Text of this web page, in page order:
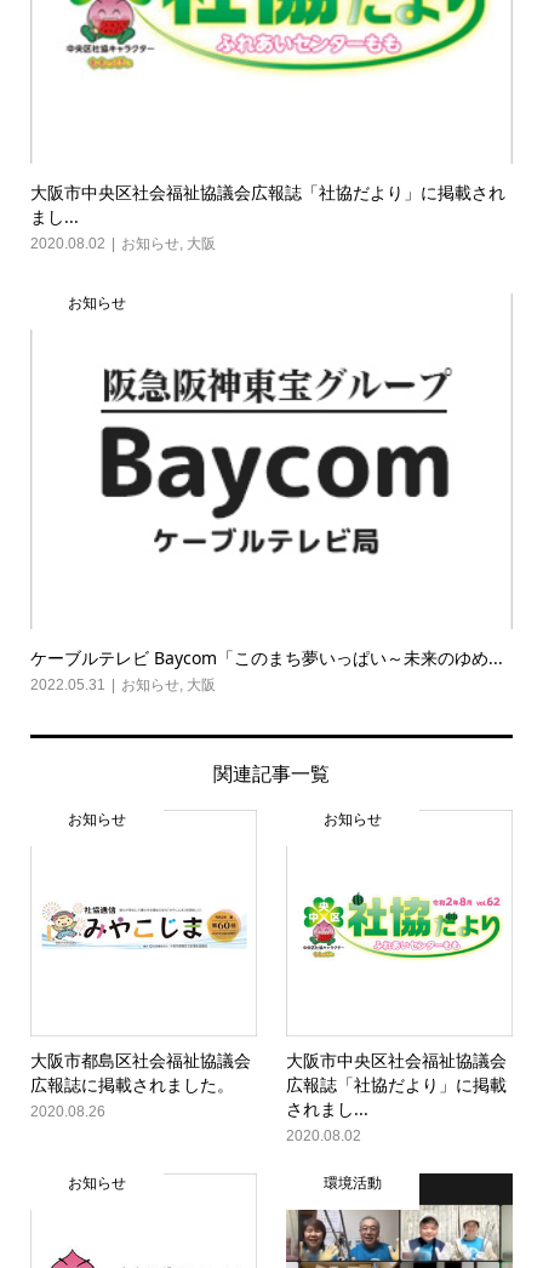
大阪市中央区社会福祉協議会広報誌「社協だより」に掲載され
まし...
2020.08.02 お知らせ, 大阪
お知らせ
ケーブルテレビ Baycom「このまち夢いっぱい～未来のゆめ...
2022.05.31 お知らせ, 大阪
関連記事一覧
お知らせ
大阪市都島区社会福祉協議会
広報誌に掲載されました。
2020.08.26
お知らせ
大阪市中央区社会福祉協議会
広報誌「社協だより」に掲載
されまし...
2020.08.02
お知らせ 環境活動